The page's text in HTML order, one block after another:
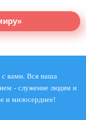
с вами. Вся наша
- служение людям и
и милосерднее!